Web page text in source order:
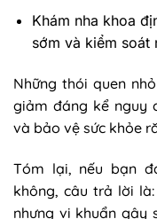
Khám nha khoa
sớm và kiểm
Những thói quen
giảm đáng kể nguy
và bảo vệ sức khỏe
Tóm lại, nếu bạn
không, câu trả lời
nhưng vi khuẩn gây